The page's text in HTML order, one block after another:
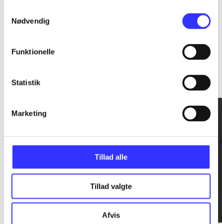
Nødvendig
Funktionelle
Statistik
Marketing
Tillad alle
Tillad valgte
Afvis
Rationalitet og magt